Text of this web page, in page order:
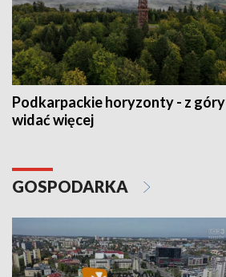
Podkarpackie horyzonty - z góry
widać więcej
GOSPODARKA